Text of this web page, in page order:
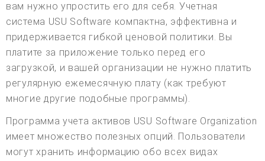
вам нужно упростить его для себя. Учетная
система USU Software компактна, эффективна и
придерживается гибкой ценовой политики. Вы
платите за приложение только перед его
загрузкой, и вашей организации не нужно платить
регулярную ежемесячную плату (как требуют
многие другие подобные программы).
Программа учета активов USU Software Organization
имеет множество полезных опций. Пользователи
могут хранить информацию обо всех видах